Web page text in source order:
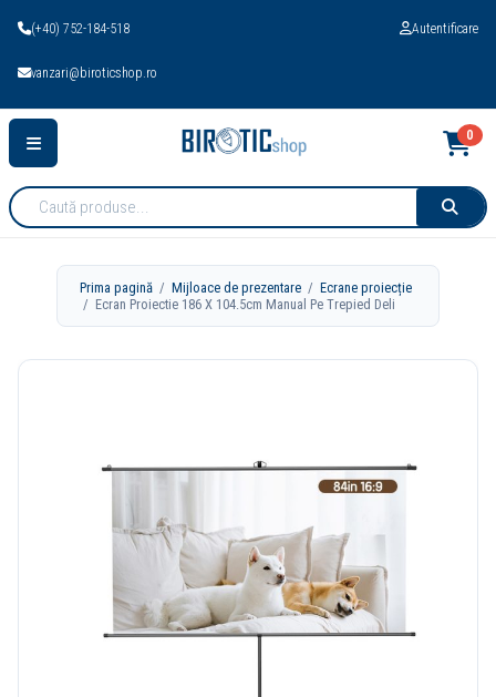
(+40) 752-184-518
vanzari@biroticshop.ro
Autentificare
Cauta
produse:
0
Prima pagină /Mijloace de prezentare /Ecrane proiecție
/ Ecran Proiectie 186 X 104.5cm Manual Pe Trepied Deli